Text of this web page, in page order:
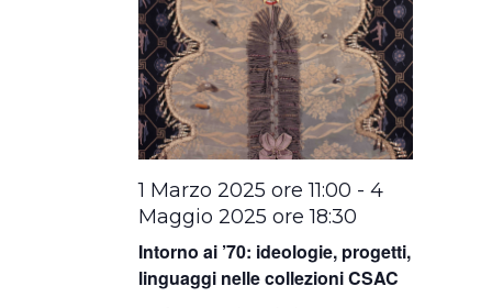
Intorno ai ’70: ideologie, progetti,
linguaggi nelle collezioni CSAC
1 Marzo 2025 ore 11:00 -4
Maggio 2025 ore 18:30